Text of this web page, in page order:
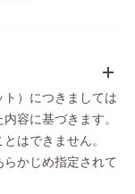
）につきましては
容に基づきます。
はできません。
かじめ指定されて